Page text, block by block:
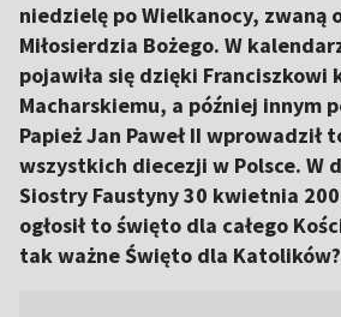
niedzielę po Wielkanocy, zwaną
Miłosierdzia Bożego. W
pojawiła się dzięki Franciszkowi
Macharskiemu, a później innym
Papież Jan Paweł II wprowadził
wszystkich diecezji w Polsce. W
Siostry Faustyny 30 kwietnia
ogłosił to święto dla całego
tak ważne Święto dla Katolików?